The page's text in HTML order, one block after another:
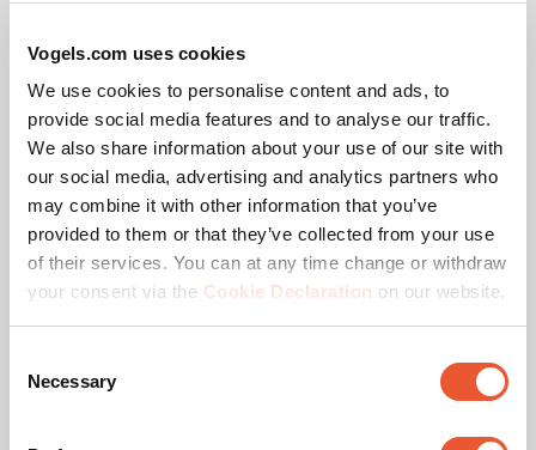
Vogels.com uses cookies
We use cookies to personalise content and ads, to
provide social media features and to analyse our traffic.
We also share information about your use of our site with
our social media, advertising and analytics partners who
may combine it with other information that you’ve
provided to them or that they’ve collected from your use
of their services. You can at any time change or withdraw
your consent via the Cookie Declaration on our website.
Selection
Necessary
Huella de carbono
Somos transparentes sobre la huella medioambiental de
nuestros productos. Queremos que conozcas el impacto
de tu elección.
Para obtener información más detallada, consulta la
Ecosheetdel producto.
Descargas